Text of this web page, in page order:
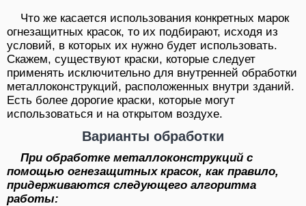
Что же касается использования конкретных марок
огнезащитных красок, то их подбирают, исходя из
условий, в которых их нужно будет использовать.
Скажем, существуют краски, которые следует
применять исключительно для внутренней обработки
металлоконструкций, расположенных внутри зданий.
Есть более дорогие краски, которые могут
использоваться и на открытом воздухе.
Варианты обработки
При обработке металлоконструкций с
помощью огнезащитных красок, как правило,
придерживаются следующего алгоритма
работы: